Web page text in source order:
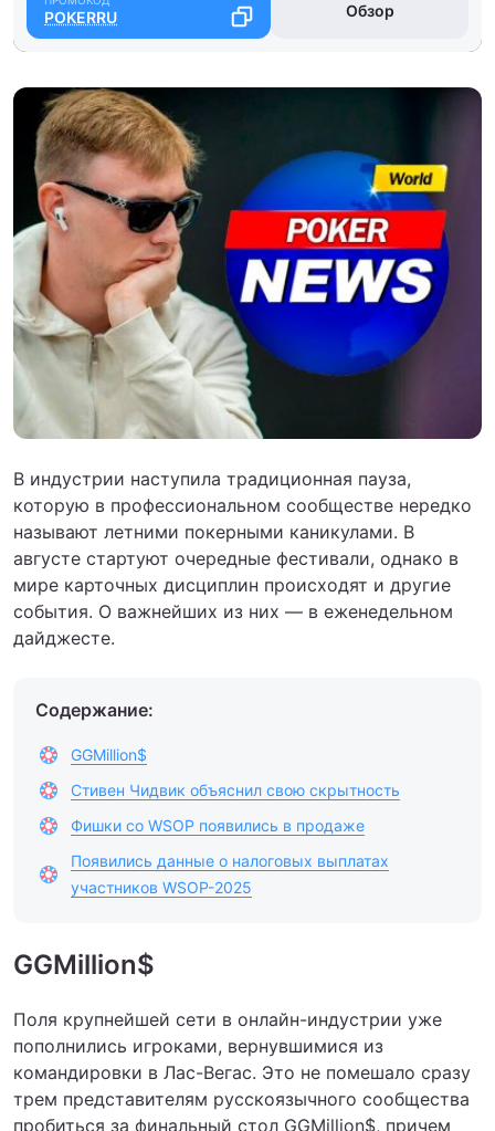
POKERRU Обзор
В индустрии наступила традиционная пауза,
которую в профессиональном сообществе нередко
называют летними покерными каникулами. В
августе стартуют очередные фестивали, однако в
мире карточных дисциплин происходят и другие
события. О важнейших из них — в еженедельном
дайджесте.
Содержание:
GGMillion$
Стивен Чидвик объяснил свою скрытность
Фишки со WSOP появились в продаже
Появились данные о налоговых выплатах
участников WSOP-2025
GGMillion$
Поля крупнейшей сети в онлайн-индустрии уже
пополнились игроками, вернувшимися из
командировки в Лас-Вегас. Это не помешало сразу
трем представителям русскоязычного сообщества
пробиться за финальный стол GGMillion$, причем